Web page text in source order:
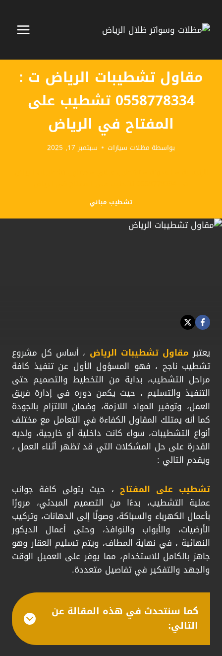
المحتوى
مقاول تشطيبات الرياض ت :
0558778334 تشطيب على
المفتاح في الرياض
بواسطة مظلات سيارات سبتمبر 17, 2025
تشطيب مباني
يعتبر مقاول تشطيبات الرياض ، أساس كل مشروع
تشطيب ناجح ، فهو المسؤول الأول عن تنفيذ كافة
مراحل التشطيب، بداية من التخطيط والتصميم حتى
التنفيذ والتسليم ، حيث يكمن دوره في إدارة فريق
العمل، وتوفير المواد اللازمة، وضمان الالتزام بالجودة
كما أنه يمتلك المقاول الكفاءة في التعامل مع مختلف
أنواع التشطيبات، سواء كانت داخلية أو خارجية، ولديه
القدرة على حل المشكلات التي قد تظهر أثناء العمل ،
ويقدم التالي :
تشطيب على المفتاح ، حيث يتولى كافة جوانب
عملية التشطيب، بدءًا من التصميم المبدئي، مرورًا
بأعمال الكهرباء والسباكة، وصولًا إلى الدهانات، وتركيب
الأرضيات، والأبواب والنوافذ، وحتى أعمال الديكور
النهائية ، في نهاية المطاف، ويتم تسليم العقار وهو
جاهز بالكامل للاستخدام، مما يوفر على العميل الوقت
والجهد والتفكير في تفاصيل متعددة.
كما سنتحدث في هذه المقالة عن
التالي: